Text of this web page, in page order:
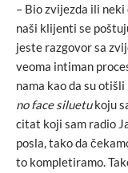
– Bio zvijezda ili
naši klijenti se
jeste razgovor sa
veoma intiman
nama kao da su
no face siluetukoju
citat koji sam radio
posla, tako da
to kompletiramo.